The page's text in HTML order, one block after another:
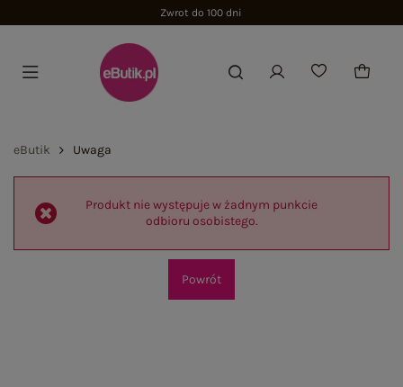
Zwrot do 100 dni
eButik Uwaga
Produkt nie występuje w żadnym punkcie
odbioru osobistego.
Powrót